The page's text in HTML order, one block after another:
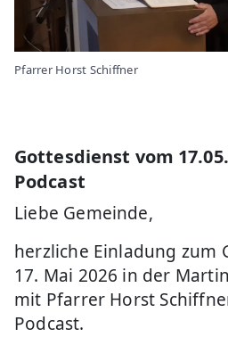
Pfarrer Horst Schiffner
Gottesdienst vom
Podcast
Liebe Gemeinde,
herzliche Einladung zum
17. Mai 2026 in der
mit Pfarrer Horst
Podcast.